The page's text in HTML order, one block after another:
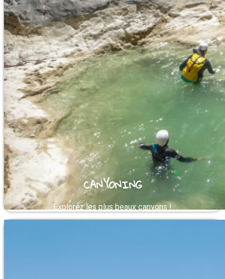
CANYONING
Explorez les plus beaux canyons !